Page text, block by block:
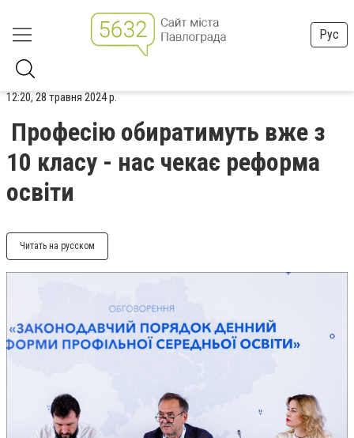
Рус
12:20, 28 травня 2024 р.
Професію обиратимуть вже з
10 класу - нас чекає реформа
освіти
Читать на русском